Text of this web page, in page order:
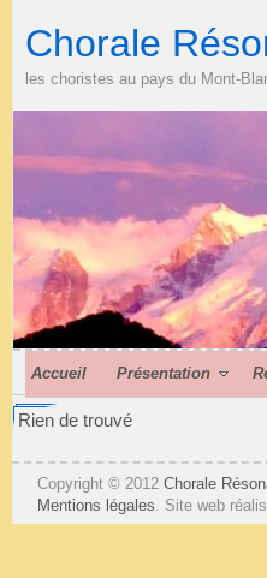
Chorale
les choristes au pays du Mont-
Accueil Présentation
Rien de trouvé
Copyright © 2012 Chorale
Mentions légales. Site web